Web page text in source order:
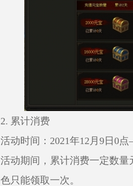
2. 累计消费
活动时间：2021年12月9日0
活动期间，累计消费一定数
色只能领取一次。